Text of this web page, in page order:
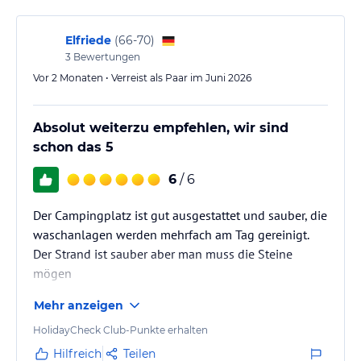
STRASSE
Brioni Camping 2*
Puntižela 155, 52107 Pula, Kroatien
GPS-Koordinaten
Breitengrad : 44° 53’ 52’’ N (44.8979009)
Längengrad: 13° 48’ 29’’ E (13.808173899999929)
Zimmer / Unterbringung im Hotel
BRIONI HOME FÜR 4+2 MEERSEITE
BRIONI SUPERIOR HOME FÜR 4+2 MEERSEITE
BRIONI HOME FÜR 4+1
BRIONI HOME FÜR 4
BRIONI HOME FÜR 4+2
BRIONI HOME FÜR 2+2 MIT BARRIEREFREIEM ZUGANG
STANDARD
COMFORT
COMFORT MARE
Elfriede (66-70)
3 Bewertungen
Vor 2 Monaten • Verreist als Paar im Juni 2026
Absolut weiterzu empfehlen, wir sind
schon das 5
6 / 6
Der Campingplatz ist gut ausgestattet und sauber, die
waschanlagen werden mehrfach am Tag gereinigt.
Der Strand ist sauber aber man muss die Steine
mögen
Mehr anzeigen
HolidayCheck Club-Punkte erhalten
Hilfreich Teilen